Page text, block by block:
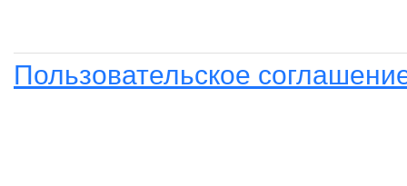
Пользовательское